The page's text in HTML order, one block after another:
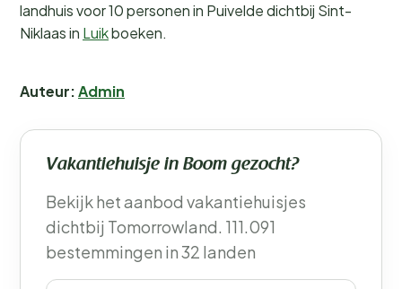
landhuis voor 10 personen in Puivelde dichtbij Sint-
Niklaas in Luikboeken.
Auteur:Admin
Vakantiehuisje in Boom gezocht?
Bekijk het aanbod vakantiehuisjes
dichtbij Tomorrowland. 111.091
bestemmingen in 32 landen